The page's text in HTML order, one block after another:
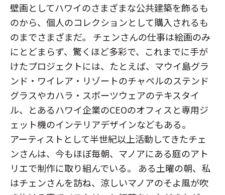
壁画としてハワイのさまざまな公共建築を飾るも
のから、個人のコレクションとして購入されるも
のまでさまざまだ。 チェンさんの仕事は絵画のみ
にとどまらず、驚くほど多彩で、これまでに手が
けたプロジェクトには、たとえば、マウイ島グラ
ンド・ワイレア・リゾートのチャペルのステンド
グラスやカハラ・スポーツウェアのテキスタイ
ル、とあるハワイ企業のCEOのオフィスと専用ジ
ェット機のインテリアデザインなどもある。
アーティストとして半世紀以上活動してきたチェ
ンさんは、今もほぼ毎朝、マノアにある庭のアト
リエで制作に取り組んでいる。 ある土曜の朝、私
はチェンさんを訪ね、涼しいマノアのそよ風が吹